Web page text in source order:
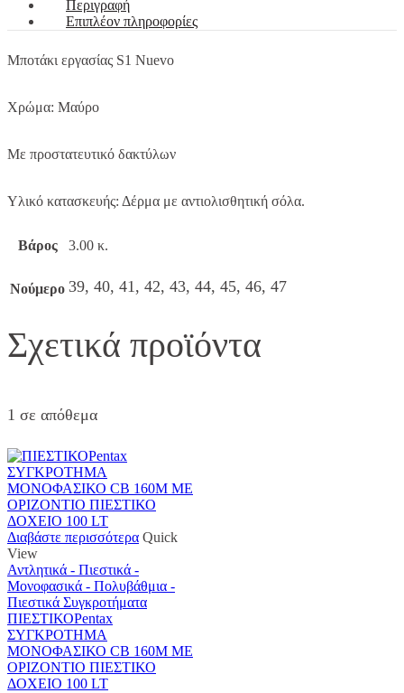
Περιγραφή
Επιπλέον πληροφορίες
Μποτάκι εργασίας S1 Nuevo
Χρώμα: Μαύρο
Με προστατευτικό δακτύλων
Υλικό κατασκευής: Δέρμα με αντιολισθητική σόλα.
Βάρος 3.00 κ.
Νούμερο 39, 40, 41, 42, 43, 44, 45, 46, 47
Σχετικά προϊόντα
1 σε απόθεμα
Διαβάστε περισσότερα Quick
View
Αντλητικά - Πιεστικά -
Μονοφασικά - Πολυβάθμια -
Πιεστικά Συγκροτήματα
ΠΙΕΣΤΙΚΟPentax
ΣΥΓΚΡΟΤΗΜΑ
ΜΟΝΟΦΑΣΙΚΟ CB 160M ΜΕ
ΟΡΙΖΟΝΤΙΟ ΠΙΕΣΤΙΚΟ
ΔΟΧΕΙΟ 100 LT